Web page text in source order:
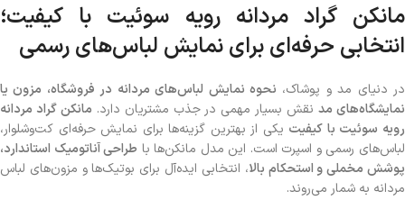
مانکن گراد مردانه رویه سوئیت با کیفیت؛
انتخابی حرفه‌ای برای نمایش لباس‌های رسمی
در دنیای مد و پوشاک، نحوه نمایش لباس‌های مردانه در فروشگاه، مزون یا
نمایشگاه‌های مدنقش بسیار مهمی در جذب مشتریان دارد. مانکن گراد مردانه
رویه سوئیت با کیفیت یکی از بهترین گزینه‌ها برای نمایش حرفه‌ای کت‌وشلوار،
لباس‌های رسمی و اسپرت است. این مدل مانکن‌ها با طراحی آناتومیک استاندارد،
پوشش مخملی و استحکام بالا، انتخابی ایده‌آل برای بوتیک‌ها و مزون‌های لباس
مردانه به شمار می‌روند.